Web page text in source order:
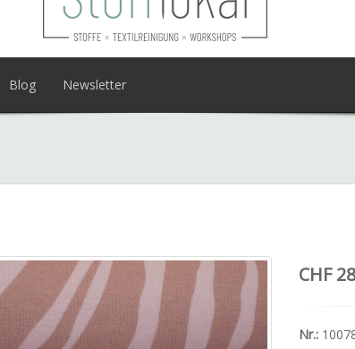
Blog Newsletter
CHF
Nr.: